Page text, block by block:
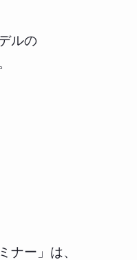
ルの
ナー」は、